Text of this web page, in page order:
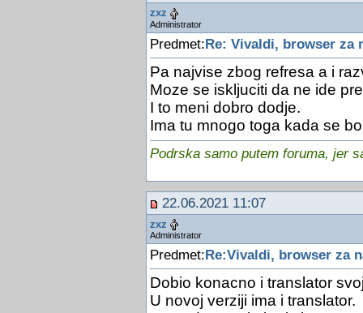
zxz
Administrator
Predmet:Re: Vivaldi, browser za
Pa najvise zbog refresa a i
Moze se iskljuciti da ne ide
I to meni dobro dodje.
Ima tu mnogo toga kada se
Podrska samo putem foruma, jer
22.06.2021 11:07
zxz
Administrator
Predmet: Re:Vivaldi, browser za
Dobio konacno i translator
U novoj verziji ima i translator.